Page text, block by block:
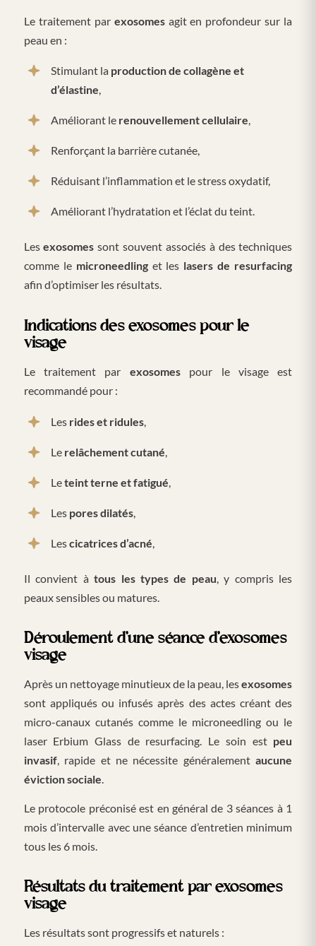
Le traitement par exosomesagit en profondeur sur la
peau en :
Stimulant la production de collagène et
d’élastine,
Améliorant le renouvellement cellulaire,
Renforçant la barrière cutanée,
Réduisant l’inflammation et le stress oxydatif,
Améliorant l’hydratation et l’éclat du teint.
Lesexosomes sont souvent associés à des techniques
comme le microneedlinget les lasers de resurfacing
afin d’optimiser les résultats.
Indications des exosomes pour le
visage
Le traitement par exosomespour le visage est
recommandé pour :
Les rides et ridules,
Le relâchement cutané
Leteint terne et fatigué
Les pores dilatés,
Lescicatrices d’acné
Il convient àtous les types de peau , y compris les
peaux sensibles ou matures.
Déroulement d’une séance d’exosomes
visage
Après un nettoyage minutieux de la peau, lesexosomes
sont appliqués ou infusés après des actes créant des
micro-canaux cutanés comme le microneedling ou le
laser Erbium Glass de resurfacing. Le soin est peu
invasif, rapide et ne nécessite généralementaucune
éviction sociale.
Le protocole préconisé est en général de 3 séances à 1
mois d’intervalle avec une séance d’entretien minimum
tous les 6 mois.
Résultats du traitement par exosomes
visage
Les résultats sont progressifs et naturels :